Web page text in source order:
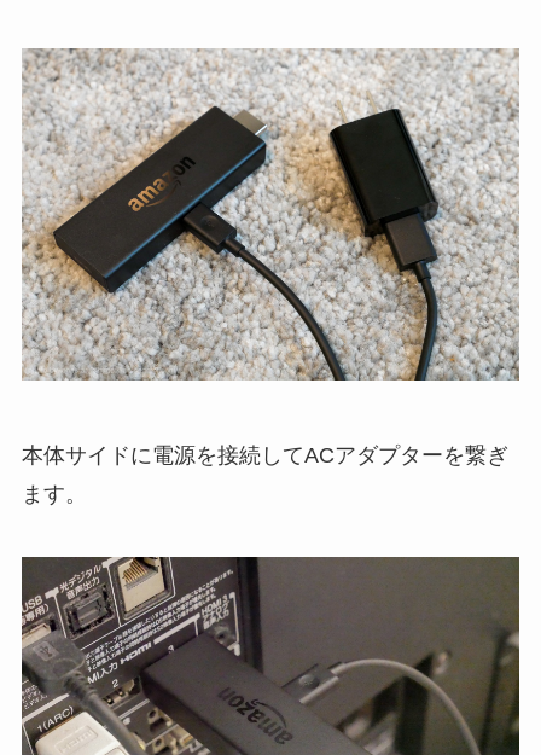
本体サイドに電源を接続してACアダプターを繋ぎ
ます。